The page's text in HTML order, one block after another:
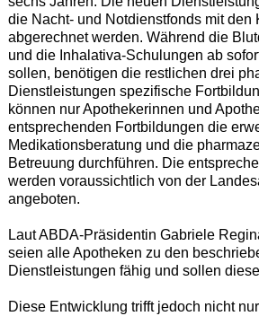
die Nacht- und Notdienstfonds mit den
abgerechnet werden. Während die
und die Inhalativa-Schulungen ab
sollen, benötigen die restlichen drei
Dienstleistungen spezifische
können nur Apothekerinnen und
entsprechenden Fortbildungen die
Medikationsberatung und die
Betreuung durchführen. Die
werden voraussichtlich von der
angeboten.
Laut ABDA-Präsidentin Gabriele
seien alle Apotheken zu den
Dienstleistungen fähig und sollen
Diese Entwicklung trifft jedoch nicht